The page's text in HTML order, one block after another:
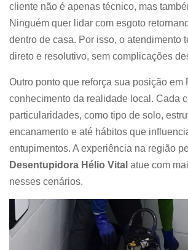
cliente não é apenas técnico, mas
Ninguém quer lidar com esgoto
dentro de casa. Por isso, o atendimento
direto e resolutivo, sem complicações
Outro ponto que reforça sua posição em
conhecimento da realidade local. Cada
particularidades, como tipo de solo,
encanamento e até hábitos que
entupimentos. A experiência na região
Desentupidora Hélio Vital atue com
nesses cenários.